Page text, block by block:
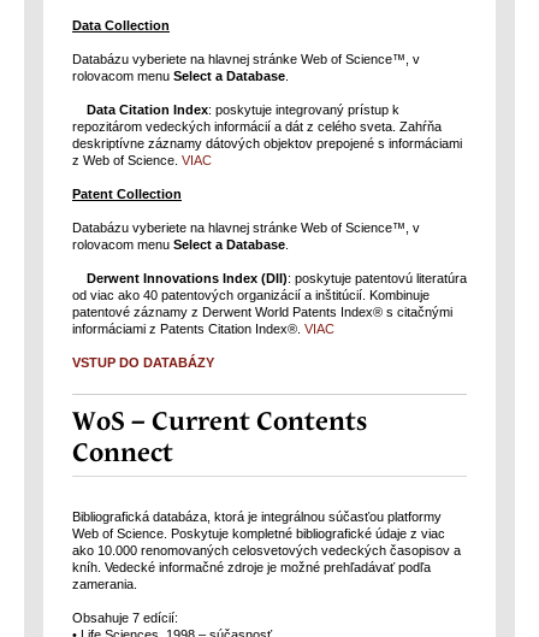
Data Collection
Databázu vyberiete na hlavnej stránke Web of Science™, v
rolovacom menu Select a Database
Data Citation Index: poskytuje integrovaný prístup k
repozitárom vedeckých informácií a dát z celého sveta. Zahŕňa
deskriptívne záznamy dátových objektov prepojené s informáciami
z Web of Science. VIAC
Patent Collection
Databázu vyberiete na hlavnej stránke Web of Science™, v
rolovacom menu Select a Database
Derwent Innovations Index (DII): poskytuje patentovú literatúra
od viac ako 40 patentových organizácií a inštitúcií. Kombinuje
patentové záznamy z Derwent World Patents Index® s citačnými
informáciami z Patents Citation Index®. VIAC
VSTUP DO DATABÁZY
WoS – Current Contents
Connect
Bibliografická databáza, ktorá je integrálnou súčasťou platformy
Web of Science. Poskytuje kompletné bibliografické údaje z viac
ako 10.000 renomovaných celosvetových vedeckých časopisov a
kníh. Vedecké informačné zdroje je možné prehľadávať podľa
zamerania.
Obsahuje 7 edícií: